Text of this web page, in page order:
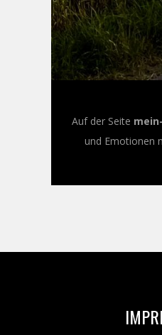
Auf der Seite
und Emotionen